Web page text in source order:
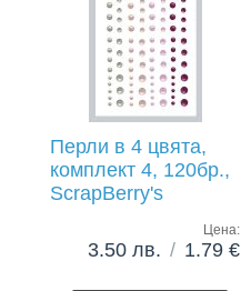
Перли в 4 цвята,
комплект 4, 120бр.,
ScrapBerry's
Цена:
3.50 лв. / 1.79 €